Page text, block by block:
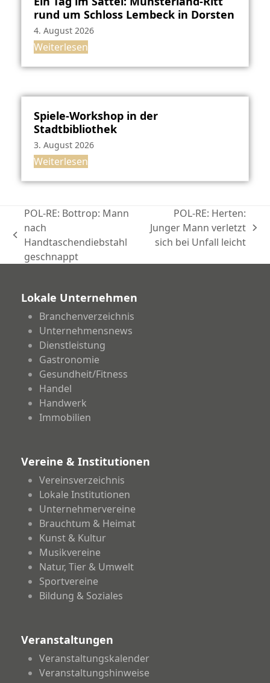
rund um Schloss Lembeck in Dorsten
4. August 2026
Weiterlesen
Spiele-Workshop in der
Stadtbibliothek
3. August 2026
Weiterlesen
vorheriger
Beitrag:
POL-RE: Bottrop: Mann
nach
Handtaschendiebstahl
geschnappt
Nächster
Beitrag:
POL-RE: Herten:
Junger Mann verletzt
sich bei Unfall leicht
Lokale Unternehmen
Branchenverzeichnis
Unternehmensnews
Dienstleistung
Gastronomie
Gesundheit/Fitness
Handel
Handwerk
Immobilien
Vereine & Institutionen
Vereinsverzeichnis
Lokale Institutionen
Unternehmervereine
Brauchtum & Heimat
Kunst & Kultur
Musikvereine
Natur, Tier & Umwelt
Sportvereine
Bildung & Soziales
Veranstaltungen
Veranstaltungskalender
Veranstaltungshinweise